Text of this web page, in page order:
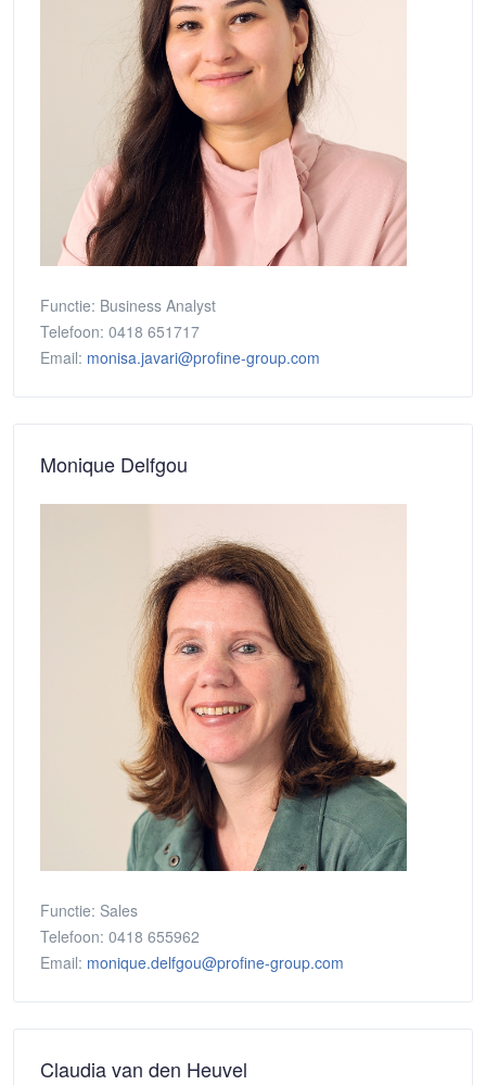
Functie: Business Analyst
Telefoon: 0418 651717
Email: monisa.javari@profine-group.com
Monique Delfgou
Functie: Sales
Telefoon: 0418 655962
Email: monique.delfgou@profine-group.com
Claudia van den Heuvel